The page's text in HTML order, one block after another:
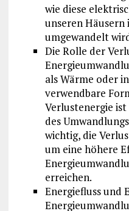
wie diese
unseren
umgewandelt
Die Rolle der
als Wärme oder
verwendbare
Verlustenergie
des
wichtig, die
um eine höhere
erreichen.
Energiefluss und